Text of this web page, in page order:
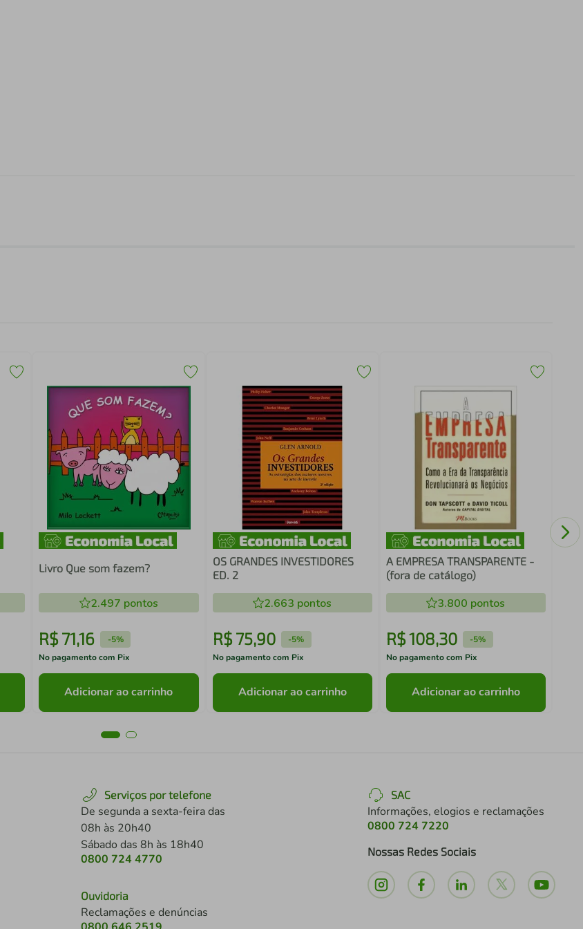
Livro Que som fazem?
2.497 pontos
R$71,16 -5%
No pagamento com Pix
Adicionar ao carrinho
OS GRANDES INVESTIDORES
ED. 2
2.663 pontos
R$ 75,90 -5%
No pagamento com Pix
Adicionar ao carrinho
A EMPRESA TRANSPARENTE -
(fora de catálogo)
3.800 pontos
R$108,30 -5%
No pagamento com Pix
Adicionar ao carrinho
Serviços por telefone
De segunda a sexta-feira das
08h às 20h40
Sábado das 8h às 18h40
0800 724 4770
Ouvidoria
Reclamações e denúncias
SAC
Informações, elogios e reclamações
0800 724 7220
Nossas Redes Sociais